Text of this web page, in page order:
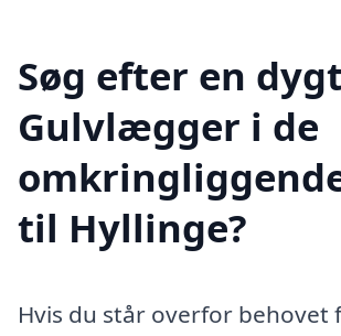
Søg efter en
Gulvlægger i de
til Hyllinge?
Hvis du står overfor behovet